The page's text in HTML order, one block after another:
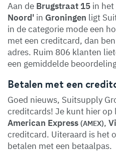
Aan de Brugstraat 15 in het
Noord' in Groningen ligt
in de categorie mode een
met een creditcard, dan
adres. Ruim 806 klanten
een gemiddelde
Betalen met een
Goed nieuws, Suitsupply
creditcards! Je kunt hier
American Express (AMEX),
creditcard. Uiteraard is het
betalen met een betaalpas.